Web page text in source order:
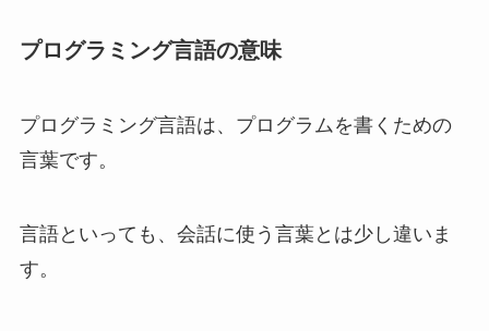
プログラミング言語の意味
プログラミング言語は、プログラムを書くための
言葉です。
言語といっても、会話に使う言葉とは少し違いま
す。